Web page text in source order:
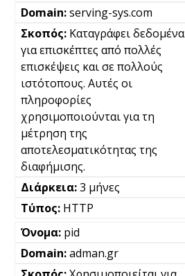
serving-sys.com
Καταγράφει δεδομένα
για επισκέπτες από πολλές
επισκέψεις και σε πολλούς
ιστότοπους. Αυτές οι
πληροφορίες
χρησιμοποιούνται για τη
μέτρηση της
αποτελεσματικότητας της
διαφήμισης.
3 μήνες
HTTP
pid
adman.gr